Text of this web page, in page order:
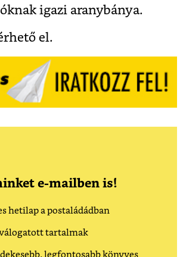
igazi aranybánya.
el.
e-mailben is!
hetilap a postaládádban
tartalmak
legfontosabb könyves